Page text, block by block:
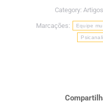
Category: Artigos
Marcações: Equipe